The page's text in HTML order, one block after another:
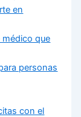
en
que
personas
con el